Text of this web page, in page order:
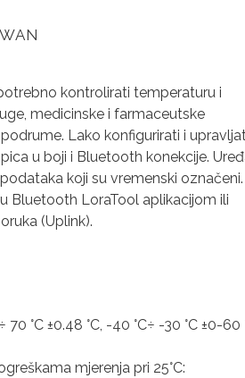
kontrolirati temperaturu i
medicinske i farmaceutske
Lako konfigurirati i
u boji i Bluetooth konekcije.
koji su vremenski označeni.
Bluetooth LoraTool aplikacijom ili
(Uplink).
°C ±0.48 °C, -40 °C÷ -30 °C ±0-60
mjerenja pri 25°C: